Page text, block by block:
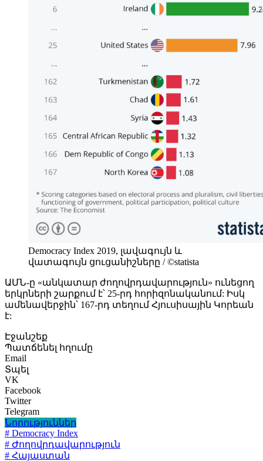
Democracy Index 2019, լավագույն և
վատագույն ցուցանիշները / ©statista
ԱՄՆ-ը «անկատար ժողովրդավարություն» ունեցող
երկրների շարքում է՝ 25-րդ հորիզոնականում: Իսկ
ամենավերջին՝ 167-րդ տեղում Հյուսիսային Կորեան
է:
Էջանշեք
Պատճենել հղումը
Email
Տպել
VK
Facebook
Twitter
Telegram
Նորություններ
# Democracy Index
# Ժողովրդավարություն
# Հայաստան